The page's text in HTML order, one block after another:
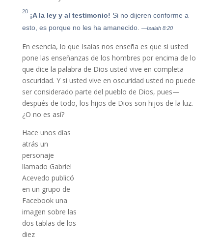
20 ¡A la ley y al testimonio! Si no dijeren conforme a
esto, es porque no les ha amanecido.
—Isaiah 8:20
En esencia, lo que Isaías nos enseña es que si usted
pone las enseñanzas de los hombres por encima de lo
que dice la palabra de Dios usted vive en completa
oscuridad. Y si usted vive en oscuridad usted no puede
ser considerado parte del pueblo de Dios, pues—
después de todo, los hijos de Dios son hijos de la luz.
¿O no es así?
Hace unos días
atrás un
personaje
llamado Gabriel
Acevedo publicó
en un grupo de
Facebook una
imagen sobre las
dos tablas de los
diez